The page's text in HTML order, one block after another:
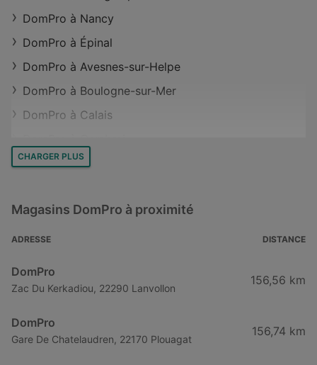
Magasins DomPro à Grezes Herminis
DomPro à Nancy
DomPro à Épinal
DomPro à Avesnes-sur-Helpe
DomPro à Boulogne-sur-Mer
DomPro à Calais
DomPro à Argentan
DomPro à Bayonne
DomPro à Pau
DomPro à Narbonne
DomPro à Laval
CHARGER PLUS
Magasins DomPro à proximité
ADRESSE DISTANCE
DomPro
Zac Du Kerkadiou, 22290 Lanvollon
156,56 km
DomPro
Gare De Chatelaudren, 22170 Plouagat
156,74 km